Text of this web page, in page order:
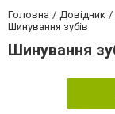
Головна Довідник
Шинування зубів
Шинування